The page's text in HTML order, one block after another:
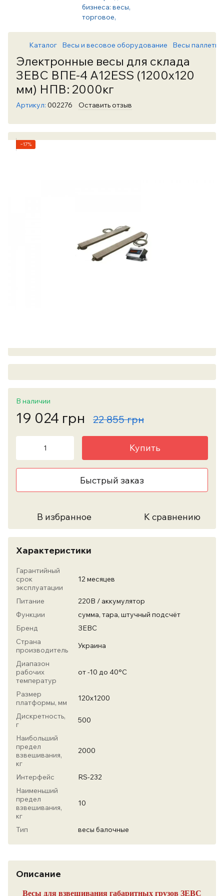
Каталог Весы и весовое оборудование Весы
Электронные весы для склада
ЗЕВС ВПЕ-4 А12ЕSS (1200х120
мм) НПВ: 2000кг
Артикул: 002276 Оставить отзыв
−17%
В наличии
19 024 грн 22 855 грн
Купить
Быстрый заказ
В избранное К сравнению
Характеристики
Гарантийный
срок
эксплуатации
12 месяцев
Питание
220В / аккумулятор
Функции
сумма, тара, штучный подсчёт
Бренд
ЗЕВС
Страна
производитель
Украина
Диапазон
рабочих
температур
от -10 до 40°С
Размер
платформы, мм
120х1200
Дискретность,
г
500
Наибольший
предел
взвешивания,
кг
2000
Интерфейс
RS-232
Наименьший
предел
взвешивания,
кг
10
Тип весы балочные
Описание
Весы для взвешивания габаритных грузов ЗЕВС